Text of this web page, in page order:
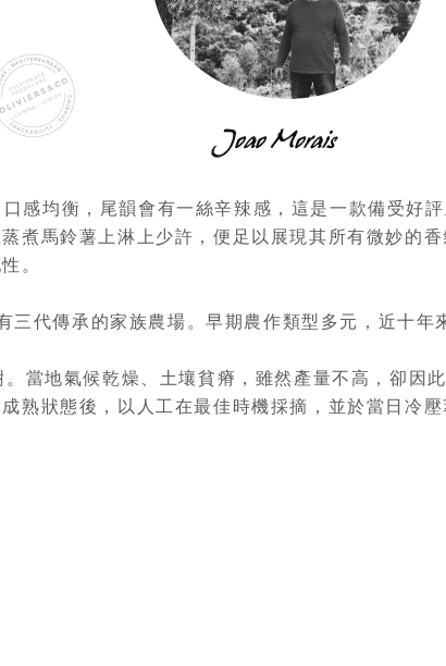
均衡，尾韻會有一絲辛辣感，這是一款備受好
煮馬鈴薯上淋上少許，便足以展現其所有微妙的
。
代傳承的家族農場。早期農作類型多元，近十年
當地氣候乾燥、土壤貧瘠，雖然產量不高，卻因
熟狀態後，以人工在最佳時機採摘，並於當日冷